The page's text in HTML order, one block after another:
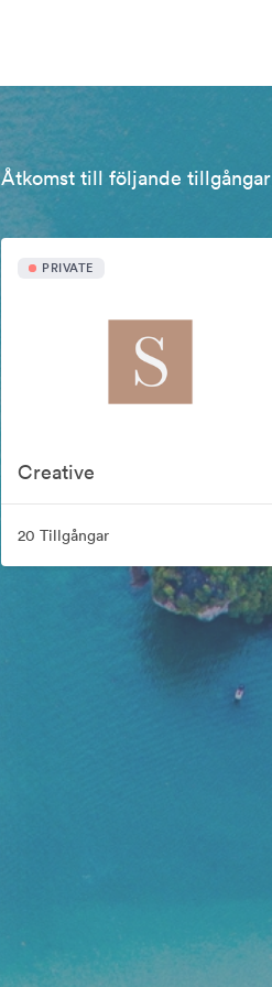
Åtkomst till följande
PRIVATE
Creative
20 Tillgångar